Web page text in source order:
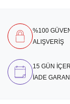
%100
ALIŞVERİŞ
15 GÜN
İADE